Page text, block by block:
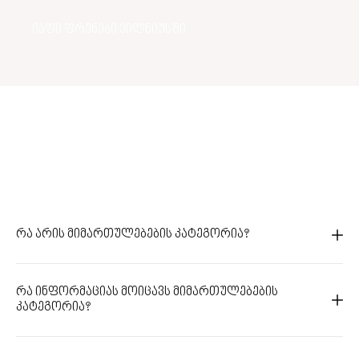
რა არის მიმართულებების კატეგორია?
რა ინფორმაციას მოიცავს მიმართულებების
კატეგორია?